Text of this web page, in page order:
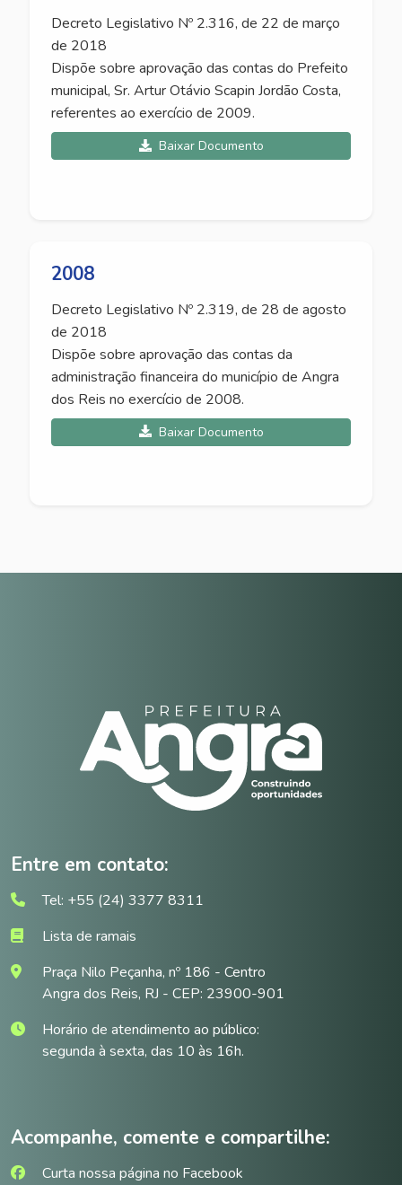
Decreto Legislativo Nº 2.316, de 22 de março
de 2018
Dispõe sobre aprovação das contas do Prefeito
municipal, Sr. Artur Otávio Scapin Jordão Costa,
referentes ao exercício de 2009.
Baixar Documento
2008
Decreto Legislativo Nº 2.319, de 28 de agosto
de 2018
Dispõe sobre aprovação das contas da
administração financeira do município de Angra
dos Reis no exercício de 2008.
Baixar Documento
Entre em contato:
Tel: +55 (24) 3377 8311
Lista de ramais
Praça Nilo Peçanha, nº 186 - Centro
Angra dos Reis, RJ - CEP: 23900-901
Horário de atendimento ao público:
segunda à sexta, das 10 às 16h.
Acompanhe, comente e compartilhe:
Curta nossa página no Facebook